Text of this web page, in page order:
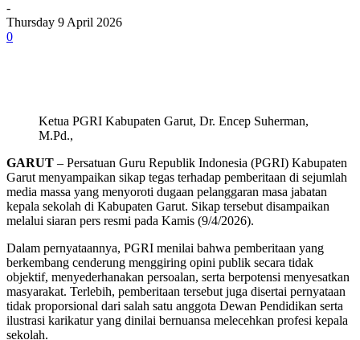
-
Thursday 9 April 2026
0
Ketua PGRI Kabupaten Garut, Dr. Encep Suherman,
M.Pd.,
GARUT – Persatuan Guru Republik Indonesia (PGRI) Kabupaten
Garut menyampaikan sikap tegas terhadap pemberitaan di sejumlah
media massa yang menyoroti dugaan pelanggaran masa jabatan
kepala sekolah di Kabupaten Garut. Sikap tersebut disampaikan
melalui siaran pers resmi pada Kamis (9/4/2026).
Dalam pernyataannya, PGRI menilai bahwa pemberitaan yang
berkembang cenderung menggiring opini publik secara tidak
objektif, menyederhanakan persoalan, serta berpotensi menyesatkan
masyarakat. Terlebih, pemberitaan tersebut juga disertai pernyataan
tidak proporsional dari salah satu anggota Dewan Pendidikan serta
ilustrasi karikatur yang dinilai bernuansa melecehkan profesi kepala
sekolah.